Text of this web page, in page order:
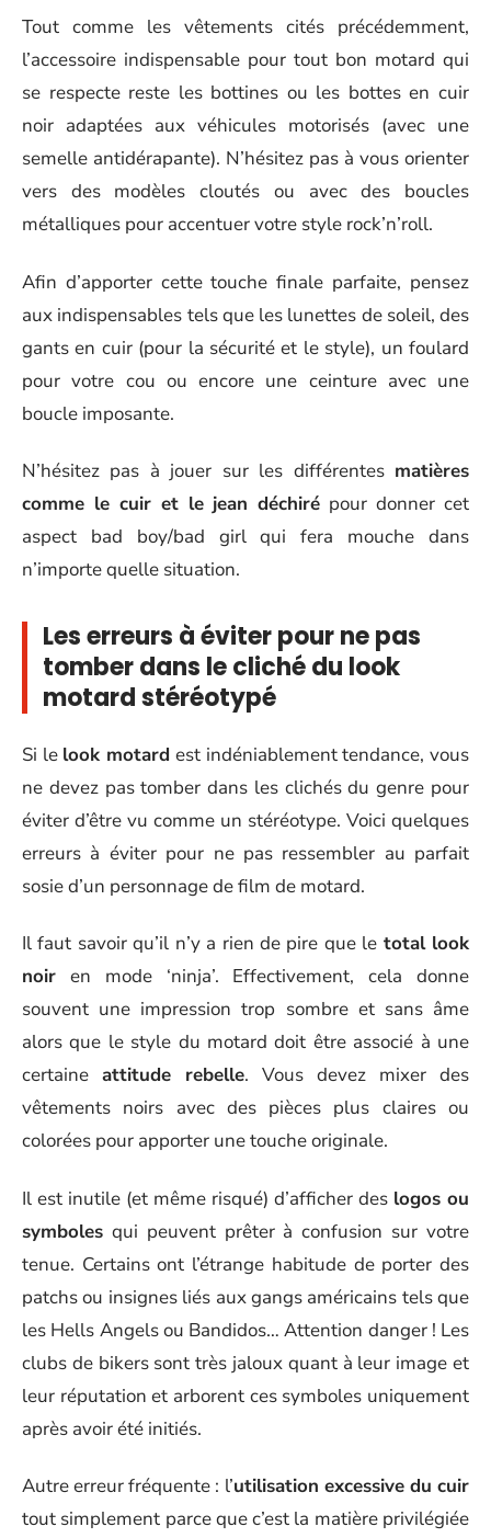
Tout comme les vêtements cités précédemment,
l’accessoire indispensable pour tout bon motard qui
se respecte reste les bottines ou les bottes en cuir
noir adaptées aux véhicules motorisés (avec une
semelle antidérapante). N’hésitez pas à vous orienter
vers des modèles cloutés ou avec des boucles
métalliques pour accentuer votre style rock’n’roll.
Afin d’apporter cette touche finale parfaite, pensez
aux indispensables tels que les lunettes de soleil, des
gants en cuir (pour la sécurité et le style), un foulard
pour votre cou ou encore une ceinture avec une
boucle imposante.
N’hésitez pas à jouer sur les différentes matières
comme le cuir et le jean déchiré pour donner cet
aspect bad boy/bad girl qui fera mouche dans
n’importe quelle situation.
Les erreurs à éviter pour ne pas
tomber dans le cliché du look
motard stéréotypé
Si le look motard est indéniablement tendance, vous
ne devez pas tomber dans les clichés du genre pour
éviter d’être vu comme un stéréotype. Voici quelques
erreurs à éviter pour ne pas ressembler au parfait
sosie d’un personnage de film de motard.
Il faut savoir qu’il n’y a rien de pire que le total look
noir en mode ‘ninja’. Effectivement, cela donne
souvent une impression trop sombre et sans âme
alors que le style du motard doit être associé à une
certaine attitude rebelle. Vous devez mixer des
vêtements noirs avec des pièces plus claires ou
colorées pour apporter une touche originale.
Il est inutile (et même risqué) d’afficher des logos ou
symboles qui peuvent prêter à confusion sur votre
tenue. Certains ont l’étrange habitude de porter des
patchs ou insignes liés aux gangs américains tels que
les Hells Angels ou Bandidos… Attention danger ! Les
clubs de bikers sont très jaloux quant à leur image et
leur réputation et arborent ces symboles uniquement
après avoir été initiés.
Autre erreur fréquente : l’utilisation excessive du cuir
tout simplement parce que c’est la matière privilégiée